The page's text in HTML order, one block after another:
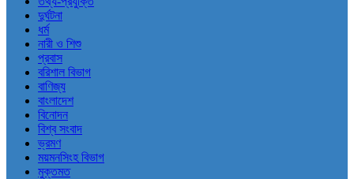
দুর্ঘটনা
ধর্ম
নারী ও শিশু
প্রবাস
বরিশাল বিভাগ
বাণিজ্য
বাংলাদেশ
বিনোদন
বিশ্ব সংবাদ
ভ্রমণ
ময়মনসিংহ বিভাগ
মুক্তমত